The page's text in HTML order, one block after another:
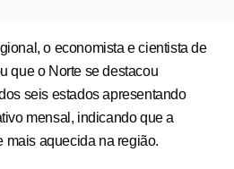
o economista e cientista de
que o Norte se destacou
seis estados apresentando
mensal, indicando que a
mais aquecida na região.